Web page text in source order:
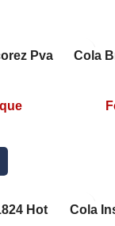
Pva
Cola
Hot
Cola